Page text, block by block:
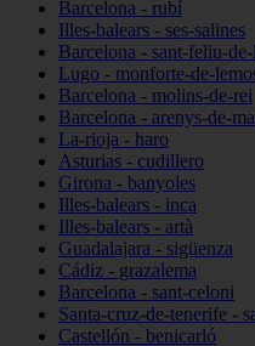
Barcelona - rubí
Illes-balears - ses-salines
Barcelona - sant-feliu-
Lugo - monforte-de-
Barcelona - molins-de-rei
Barcelona - arenys-de-
La-rioja - haro
Asturias - cudillero
Girona - banyoles
Illes-balears - inca
Illes-balears - artà
Guadalajara - sigüenza
Cádiz - grazalema
Barcelona - sant-celoni
Santa-cruz-de-tenerife -
Castellón - benicarló